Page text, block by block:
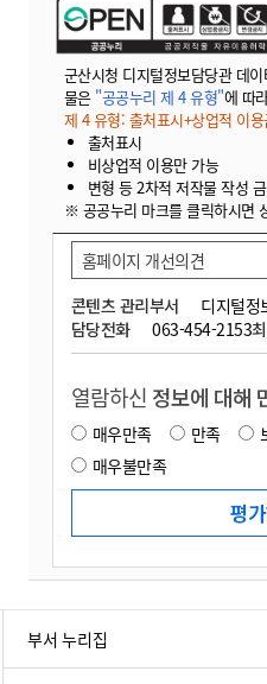
군산시청 디지털정보담당관 데
물은 "공공누리 제 4 유형"에 따
제 4 유형: 출처표시+상업적 이
출처표시
비상업적 이용만 가능
변형 등 2차적 저작물 작성
※ 공공누리 마크를 클릭하시면
콘텐츠 관리부서
디지털정
담당전화
063-454-2153
홈페이지 개선의견
열람하신 정보에 대해
매우만족 만족
매우불만족
부서 누리집